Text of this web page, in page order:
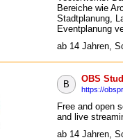
Bereiche wie
Stadtplanung,
Eventplanung
ab 14 Jahren,
B
OBS
https://
Free and open
and live
ab 14 Jahren,